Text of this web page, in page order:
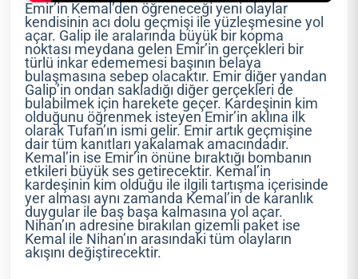
Emir’in Kemal’den öğreneceği yeni olaylar
kendisinin acı dolu geçmişi ile yüzleşmesine yol
açar. Galip ile aralarında büyük bir kopma
noktası meydana gelen Emir’in gerçekleri bir
türlü inkar edememesi başının belaya
bulaşmasına sebep olacaktır. Emir diğer yandan
Galip’in ondan sakladığı diğer gerçekleri de
bulabilmek için harekete geçer. Kardeşinin kim
olduğunu öğrenmek isteyen Emir’in aklına ilk
olarak Tufan’ın ismi gelir. Emir artık geçmişine
dair tüm kanıtları yakalamak amacındadır.
Kemal’in ise Emir’in önüne bıraktığı bombanın
etkileri büyük ses getirecektir. Kemal’in
kardeşinin kim olduğu ile ilgili tartışma içerisinde
yer alması aynı zamanda Kemal’in de karanlık
duygular ile baş başa kalmasına yol açar.
Nihan’ın adresine bırakılan gizemli paket ise
Kemal ile Nihan’ın arasındaki tüm olayların
akışını değiştirecektir.